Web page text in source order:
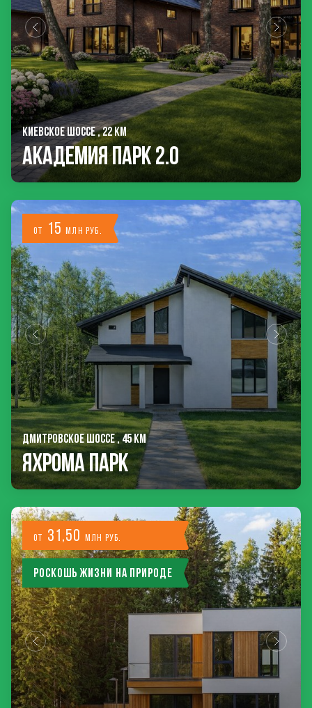
КИЕВСКОЕ ШОССЕ , 22 КМ
Академия Парк 2.0
от 15млн руб.
ДМИТРОВСКОЕ ШОССЕ , 45 КМ
Яхрома Парк
от 31,50 млн руб.
Роскошь жизни на природе